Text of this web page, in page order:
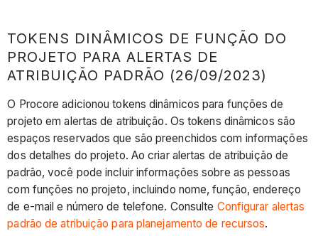
função
do
projeto
alertas
de
atribuição
padrão
(26/09/2023)
Filtros
de
início
TOKENS DINÂMICOS DE FUNÇÃO DO
PROJETO PARA ALERTAS DE
ATRIBUIÇÃO PADRÃO (26/09/2023)
O Procore adicionou tokens dinâmicos para funções de
projeto em alertas de atribuição. Os tokens dinâmicos são
espaços reservados que são preenchidos com informações
dos detalhes do projeto. Ao criar alertas de atribuição de
padrão, você pode incluir informações sobre as pessoas
com funções no projeto, incluindo nome, função, endereço
de e-mail e número de telefone. Consulte Configurar alertas
padrão de atribuição para planejamento de recursos.